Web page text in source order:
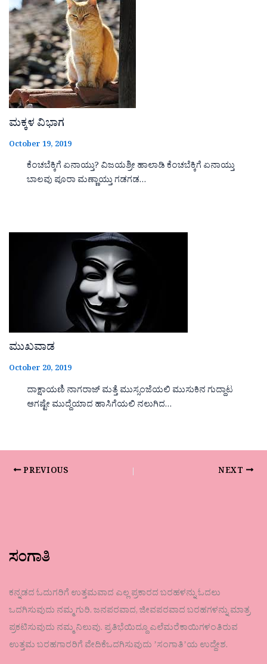
ಮಕ್ಕಳ ವಿಭಾಗ
October 19, 2019
ಕೆಂಚಬೆಕ್ಕಿಗೆ ಏನಾಯ್ತು? ವಿಜಯಶ್ರೀ ಹಾಲಾಡಿ ಕೆಂಚಬೆಕ್ಕಿಗೆ ಏನಾಯ್ತು
ಬಾಲವು ಪೂರಾ ಮಣ್ಣಾಯ್ತು ಗಡಗಡ…
ಮುಖವಾಡ
October 20, 2019
ದಾಕ್ಷಾಯಣಿ ನಾಗರಾಜ್ ಮತ್ತೆ ಮುಸ್ಸಂಜೆಯಲಿ ಮುಸುಕಿನ ಗುದ್ದಾಟ
ಆಗಷ್ಟೇ ಮುದ್ದೆಯಾದ ಹಾಸಿಗೆಯಲಿ ನಲುಗಿದ…
PREVIOUS NEXT
ಸಂಗಾತಿ
ಕನ್ನಡದ ಓದುಗರಿಗೆ ಉತ್ತಮವಾದ ಎಲ್ಲ ಪ್ರಕಾರದ ಬರಹಳನ್ನು ಓದಲು
ಒದಗಿಸುವುದು ನಮ್ಮ ಗುರಿ. ಜನಪರವಾದ, ಜೀವಪರವಾದ ಬರಹಗಳನ್ನು ಮಾತ್ರ
ಪ್ರಕಟಿಸುವುದು ನಮ್ಮ ನಿಲುವು. ಪ್ರತಿಭೆಯಿದ್ದೂ ಎಲೆಮರೆಕಾಯಿಗಳಂತಿರುವ
ಉತ್ತಮ ಬರಹಗಾರರಿಗೆ ವೇದಿಕೆಒದಗಿಸುವುದು ʼಸಂಗಾತಿʼಯ ಉದ್ದೇಶ.